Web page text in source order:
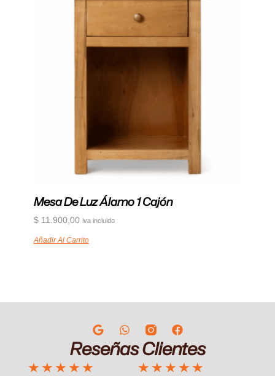
Mesa De Luz Álamo 1 Cajón
$11.900,00 iva incluido
Añadir Al Carrito
Reseñas Clientes
★ ★ ★ ★ ★ ★ ★ ★ ★ ★